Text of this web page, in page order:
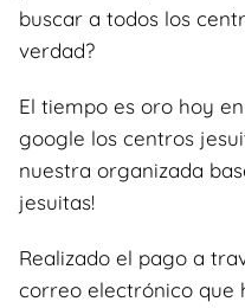
buscar a todos los
verdad?
El tiempo es oro hoy
google los centros
nuestra organizada
jesuitas!
Realizado el pago a
correo electrónico que